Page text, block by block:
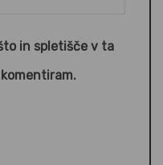
in spletišče v ta